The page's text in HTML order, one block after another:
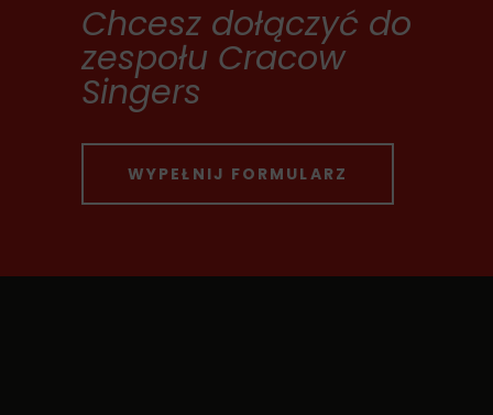
Chcesz dołączyć do
zespołu Cracow
Singers
WYPEŁNIJ FORMULARZ